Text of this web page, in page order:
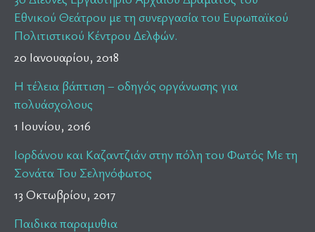
Εθνικού Θεάτρου με τη συνεργασία του Ευρωπαϊκού
Πολιτιστικού Κέντρου Δελφών.
20 Ιανουαρίου, 2018
Η τέλεια βάπτιση – οδηγός οργάνωσης για
πολυάσχολους
1 Ιουνίου, 2016
Ιορδάνου και Καζαντζιάν στην πόλη του Φωτός Με τη
Σονάτα Του Σεληνόφωτος
13 Οκτωβρίου, 2017
Παιδικα παραμυθια